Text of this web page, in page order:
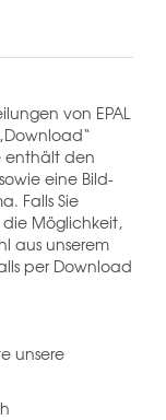
von EPAL
enthält den
eine Bild-
Falls Sie
Möglichkeit,
aus unserem
per Download
unsere